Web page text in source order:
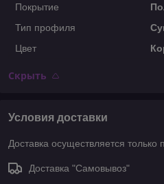
Покрытие
Тип профиля
Цвет
Скрыть
Условия доставки
Доставка осуществляется только
Доставка "Самовывоз"